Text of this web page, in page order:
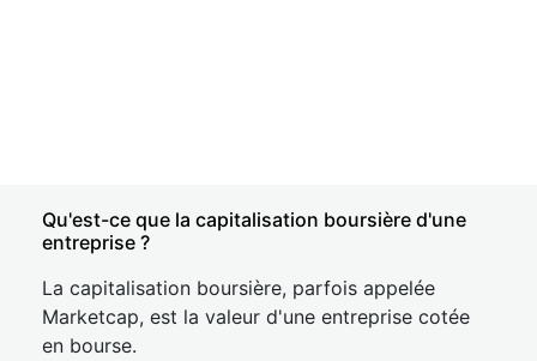
Qu'est-ce que la capitalisation boursière d'une
entreprise ?
La capitalisation boursière, parfois appelée
Marketcap, est la valeur d'une entreprise cotée
en bourse.